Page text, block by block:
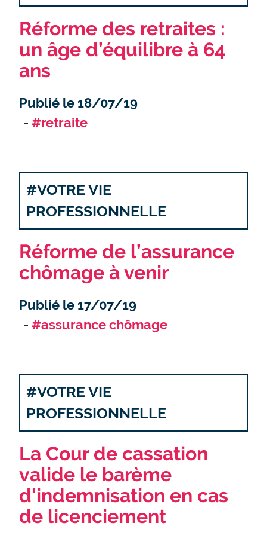
Réforme des retraites :
un âge d’équilibre à 64
ans
Publié le 18/07/19
#retraite
#VOTRE VIE
PROFESSIONNELLE
Réforme de l’assurance
chômage à venir
Publié le 17/07/19
#assurance chômage
#VOTRE VIE
PROFESSIONNELLE
La Cour de cassation
valide le barème
d'indemnisation en cas
de licenciement